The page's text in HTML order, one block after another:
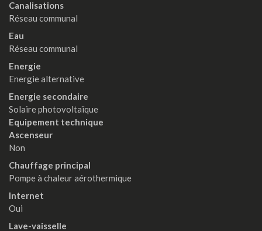
Canalisations
Réseau communal
Eau
Réseau communal
Energie
Energie alternative
Energie secondaire
Solaire photovoltaïque
Equipement technique
Ascenseur
Non
Chauffage principal
Pompe à chaleur aérothermique
Internet
Oui
Lave-vaisselle